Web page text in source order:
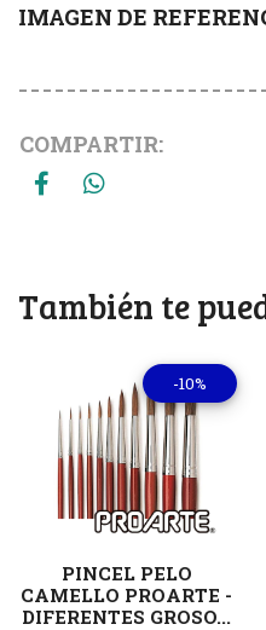
IMAGEN DE
COMPARTIR:
También te
-10%
PINCEL PELO
CAMELLO PROARTE -
DIFERENTES GROSO...